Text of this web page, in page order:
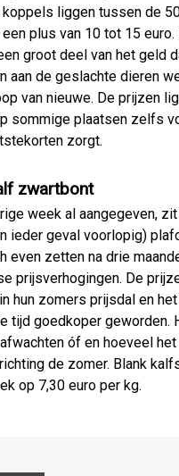
koppels liggen tussen de
plus van 10 tot 15 euro.
groot deel van het geld
aan de geslachte dieren
van nieuwe. De prijzen
sommige plaatsen zelfs
zorgt.
zwartbont
week al aangegeven,
ieder geval voorlopig)
even zetten na drie
prijsverhogingen. De
hun zomers prijsdal en
tijd goedkoper geworden.
óf en hoeveel
de zomer. Blank
op 7,30 euro per kg.